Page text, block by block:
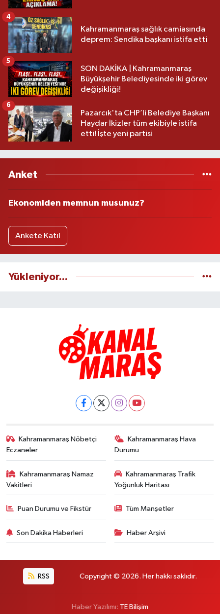
Kahramanmaraş sağlık camiasında
deprem: Sendika başkanı istifa etti
4
SON DAKİKA | Kahramanmaraş
Büyükşehir Belediyesinde iki görev
değişikliği!
5
Pazarcık'ta CHP’li Belediye Başkanı
Haydar İkizler tüm ekibiyle istifa
etti! İşte yeni partisi
6
Anket
Ekonomiden memnun musunuz?
Ankete Katıl
Yükleniyor...
Kahramanmaraş Nöbetçi
Eczaneler
Kahramanmaraş Hava
Durumu
Kahramanmaraş Namaz
Vakitleri
Kahramanmaraş Trafik
Yoğunluk Haritası
Puan Durumu ve Fikstür Tüm Manşetler
Son Dakika Haberleri Haber Arşivi
RSS Copyright © 2026. Her hakkı saklıdır.
Haber Yazılımı: TE Bilişim